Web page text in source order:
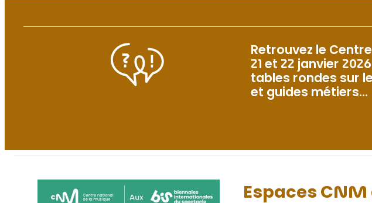
Retrouvez le
21 et 22 janvier
tables rondes sur
et guides métiers…
Espaces CNM